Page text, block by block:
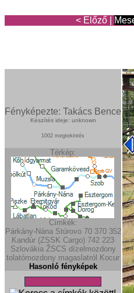
< Előző
Fényképezte: Takács Bence
Készítés ideje: unknown
1002 megtekintés
Térkép:
Címkék:
Párkány-Nána Stúrovo 70 370 352
Kandúr (ZSSK Cargo) 742 223
Szlovákia ŽSCS dízelmozdony
tolatómozdony magaslatról Kocur
Hasonló fényképek